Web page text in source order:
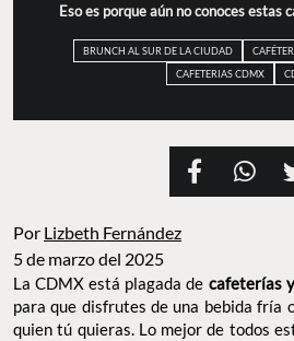
Eso es porque aún no conoces estas
BRUNCH AL SUR DE LA CIUDAD
CAFETERIAS CDMX
Por Lizbeth Fernández
5 de marzo del 2025
La CDMX está plagada de cafeterías
para que disfrutes de una bebida fría
quien tú quieras. Lo mejor de todos